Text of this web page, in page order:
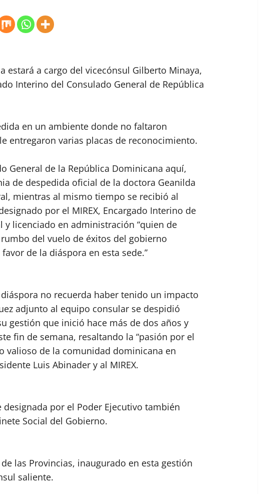
estará a cargo del vicecónsul Gilberto Minaya,
Interino del Consulado General de República
en un ambiente donde no faltaron
entregaron varias placas de reconocimiento.
General de la República Dominicana aquí,
de despedida oficial de la doctora Geanilda
mientras al mismo tiempo se recibió al
por el MIREX, Encargado Interino de
licenciado en administración “quien de
del vuelo de éxitos del gobierno
de la diáspora en esta sede.”
no recuerda haber tenido un impacto
adjunto al equipo consular se despidió
gestión que inició hace más de dos años y
fin de semana, resaltando la “pasión por el
valioso de la comunidad dominicana en
Luis Abinader y al MIREX.
designada por el Poder Ejecutivo también
Social del Gobierno.
las Provincias, inaugurado en esta gestión
saliente.